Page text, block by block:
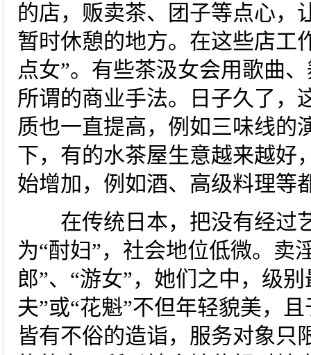
的店，贩卖茶、团子等点心，
暂时休憩的地方。在这些店工
点女”。有些茶汲女会用歌曲
所谓的商业手法。日子久了，
质也一直提高，例如三味线的
下，有的水茶屋生意越来越好
始增加，例如酒、高级料理等
在传统日本，把没有经过
为“酎妇”，社会地位低微。卖
郎”、“游女”，她们之中，级
夫”或“花魁”不但年轻貌美，
皆有不俗的造诣，服务对象只